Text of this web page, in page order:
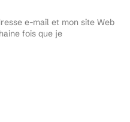
e-mail et mon site Web
fois que je